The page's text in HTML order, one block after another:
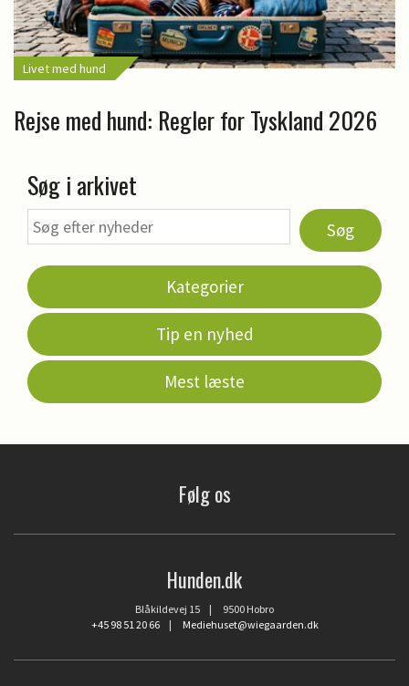
Livet med hund
Rejse med hund: Regler for Tyskland 2026
Søg i arkivet
Søg
Kategorier
Tip en nyhed
Mest læste
Følg os
Hunden.dk
Blåkildevej 15 | 9500 Hobro
+45 98 51 20 66| Mediehuset@wiegaarden.dk